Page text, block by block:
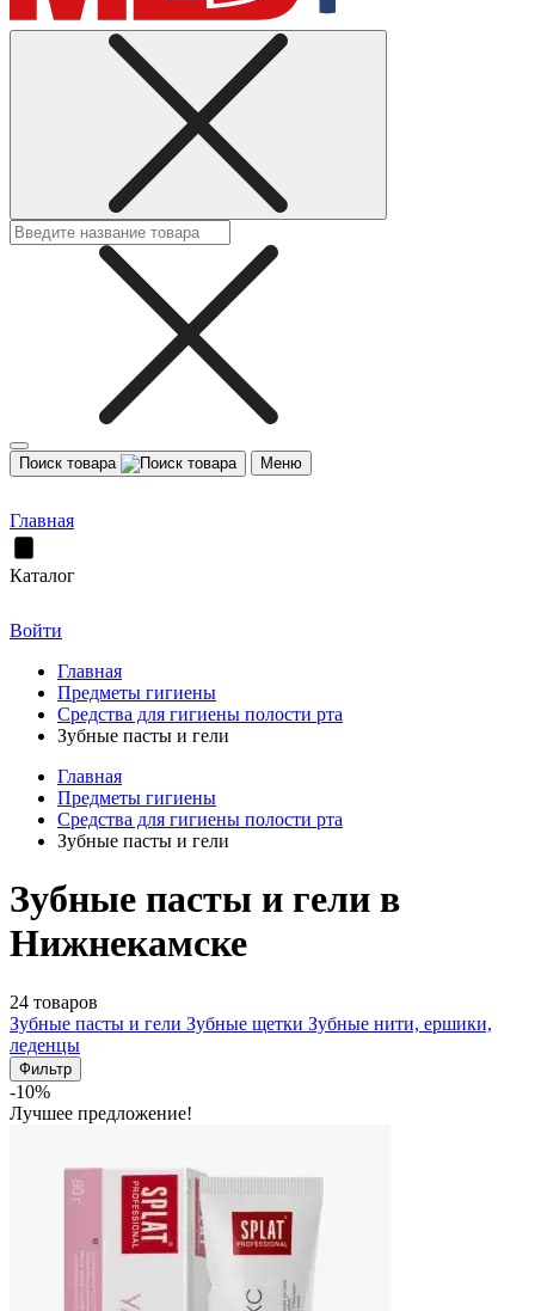
Поиск товара Меню
Главная
Каталог
Войти
Главная
Предметы гигиены
Средства для гигиены полости рта
Зубные пасты и гели
Главная
Предметы гигиены
Средства для гигиены полости рта
Зубные пасты и гели
Зубные пасты и гели в
Нижнекамске
24 товаров
Зубные пасты и гели Зубные щетки Зубные нити, ершики,
леденцы
Фильтр
-10%
Лучшее предложение!